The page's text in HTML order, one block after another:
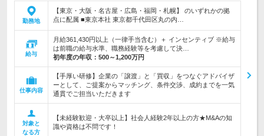
勤務地
【東京・大阪・名古屋・広島・福岡・札幌】 のいずれかの拠
点に配属 ■東京本社 東京都千代田区丸の内…
給与
月給361,430円以上（一律手当含む）＋ インセンティブ ※給与
は前職の給与水準、職務経験等を考慮して決…
初年度の年収： 500～1,200万円
仕事内容
【手厚い研修】企業の「譲渡」と「買収」をつなぐアドバイザ
ーとして、ご提案からマッチング、条件交渉、成約までを一気
通貫でご担当いただきます
対象と
なる方
【未経験歓迎・大卒以上】社会人経験2年以上の方★M&Aの知
識や資格は不問です！